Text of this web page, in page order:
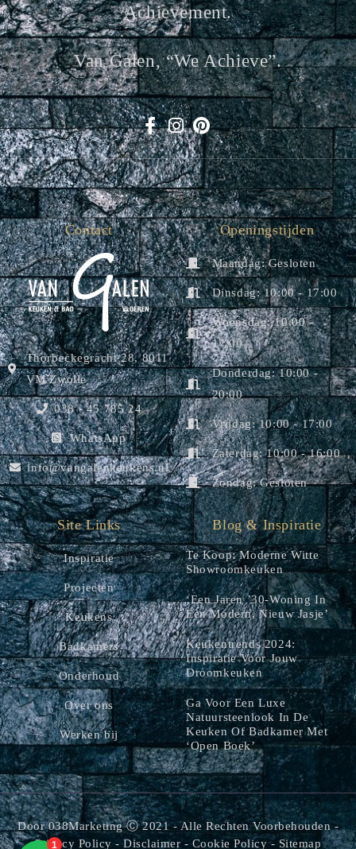
Achievement.
Van Galen, “we Achieve”.
Contact
Thorbeckegracht 28, 8011
VM Zwolle
038 - 45 785 24
WhatsApp
info@vangalenkeukens.nl
Openingstijden
Maandag: Gesloten
Dinsdag: 10:00 - 17:00
Woensdag: 10:00 -
17:00
Donderdag: 10:00 -
20:00
Vrijdag: 10:00 - 17:00
Zaterdag: 10:00 - 16:00
Zondag: Gesloten
Site Links
Inspiratie
Projecten
Keukens
Badkamers
Onderhoud
Over ons
Werken bij
Blog & Inspiratie
Te Koop: Moderne Witte
Showroomkeuken
‘Een Jaren ’30-Woning In
Een Modern, Nieuw Jasje’
Keukentrends 2024:
Inspiratie Voor Jouw
Droomkeuken
Ga Voor Een Luxe
Natuursteenlook In De
Keuken Of Badkamer Met
‘open Boek’
Door038MarketingⒸ 2021 - Alle Rechten Voorbehouden -
Privacy Policy -Disclaimer -Cookie Policy- Sitemap